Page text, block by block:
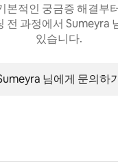
본적인 궁금증 해결부
전 과정에서 Sumeyra
있습니다.
님에게 문의하